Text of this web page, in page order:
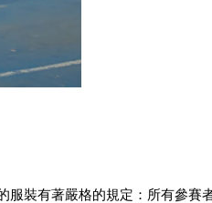
服裝有著嚴格的規定：所有參賽